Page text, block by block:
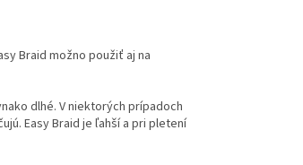
Braid možno použiť aj na
dlhé. V niektorých prípadoch
Easy Braid je ľahší a pri pletení